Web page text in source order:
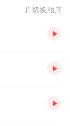
切换顺序